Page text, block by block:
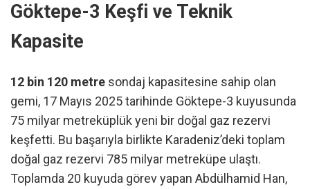
Göktepe-3 Keşfi ve Teknik
Kapasite
12 bin 120 metre sondaj kapasitesine sahip olan
gemi, 17 Mayıs 2025 tarihinde Göktepe-3 kuyusunda
75 milyar metreküplük yeni bir doğal gaz rezervi
keşfetti. Bu başarıyla birlikte Karadeniz’deki toplam
doğal gaz rezervi 785 milyar metreküpe ulaştı.
Toplamda 20 kuyuda görev yapan Abdülhamid Han,